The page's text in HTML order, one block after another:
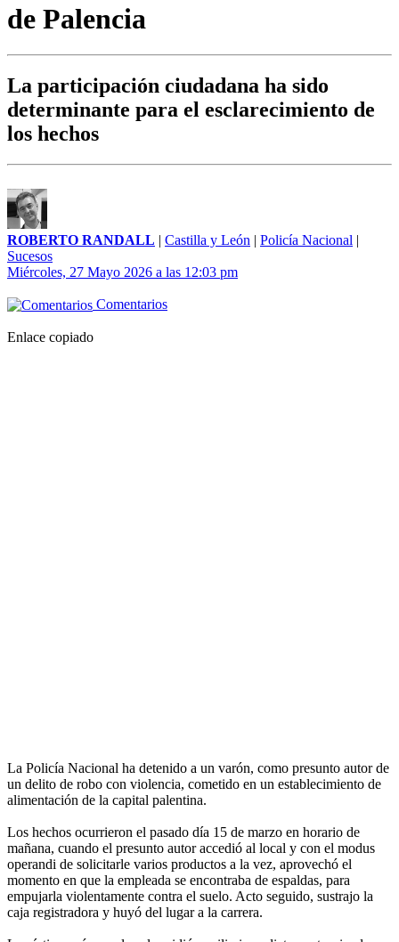
de Palencia
La participación ciudadana ha sido
determinante para el esclarecimiento de
los hechos
ROBERTO RANDALL | Castilla y León | Policía Nacional |
Sucesos
Miércoles, 27 Mayo 2026 a las 12:03 pm
Comentarios
Enlace copiado
La Policía Nacional ha detenido a un varón, como presunto autor de
un delito de robo con violencia, cometido en un establecimiento de
alimentación de la capital palentina.
Los hechos ocurrieron el pasado día 15 de marzo en horario de
mañana, cuando el presunto autor accedió al local y con el modus
operandi de solicitarle varios productos a la vez, aprovechó el
momento en que la empleada se encontraba de espaldas, para
empujarla violentamente contra el suelo. Acto seguido, sustrajo la
caja registradora y huyó del lugar a la carrera.